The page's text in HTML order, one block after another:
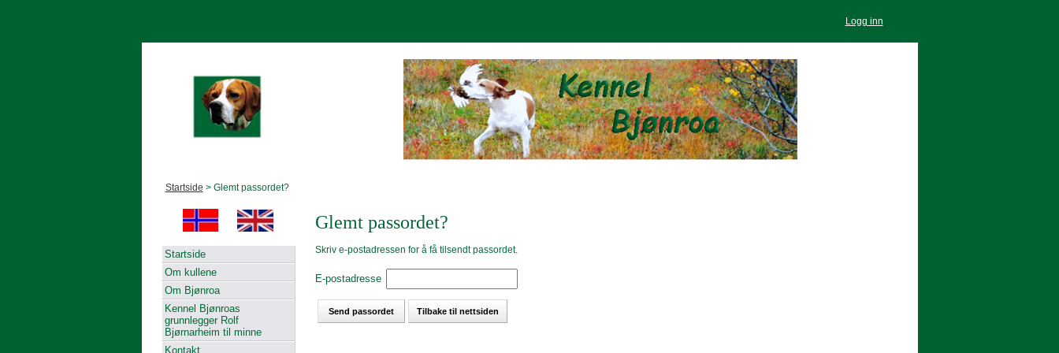
Logg inn
Startside > Glemt passordet?
Startside
Om kullene
Om Bjønroa
Kennel Bjønroas
grunnlegger Rolf
Bjørnarheim til minne
Kontakt
Glemt passordet?
Skriv e-postadressen for å få tilsendt passordet.
E-postadresse